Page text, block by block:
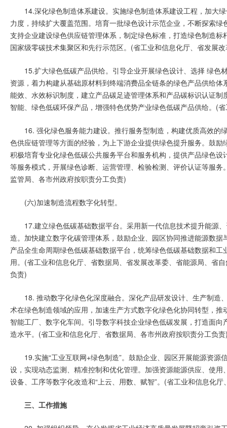
14.深化绿色制造体系建设。实施绿色制造体系建设工程，加大
力度，持续扩大覆盖范围。培育一批绿色设计示范企业，不断探索
支持企业建设绿色供应链管理体系，制定绿色标准，打造绿色制造
国家级零碳技术集聚区和先行示范区。(省工业和信息化厅、省发展
15.扩大绿色低碳产品供给。引导企业开展绿色设计、选择 绿
资源，着力构建从基础原材料到终端消费品全链条的绿色产品供给
能效、水效标识制度，建立产品碳足迹管理体系和产品碳标识认证
智能、绿色低碳环保产品，增强特色优势产业绿色低碳产品供给。(
16. 强化绿色服务能力建设。推行服务型制造，构建优质高效
色供应链管理等方面的经验，为上下游企业提供绿色提升服务。鼓励
积极培育专业化绿色低碳公共服务平台和服务机构，提供产品绿色
等服务模式，开展绿色诊断、运营管理、检验检测、评价认证等服
监管局、各市州政府按职责分工负责)
(六)加速制造流程数字化转型。
17.建立绿色低碳基础数据平台。采用新一代信息技术提升能源
造。加快建立数字化碳管理体系，鼓励企业、园区协同推进能源数
产品全生命周期绿色低碳基础数据平台，统筹绿色低碳基础数据和
用。(省工业和信息化厅、省数据局、省发展改革委、省能源局、省
负责)
18. 推动数字化绿色化深度融合。深化产品研发设计、生产制
术在绿色制造领域的应用，加速生产方式数字化绿色化协同转型，
智能工厂、数字化车间。引导数字科技企业绿色低碳发展，打造面
造水平。(省工业和信息化厅、省数据局、各市州政府按职责分工负
19.实施“工业互联网+绿色制造”。鼓励企业、园区开展能源资
设，实现动态监测、精准控制和优化管理。加强资源能源供应、使
设备、工序等数字化改造和“上云、用数、赋智”。(省工业和信息化
三、工作措施